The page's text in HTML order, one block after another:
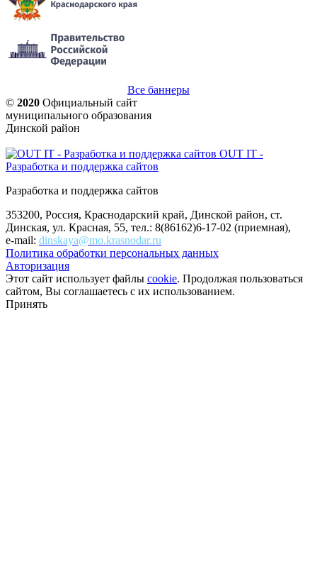
Все баннеры
© 2020 Официальный сайт
муниципального образования
Динской район
OUT IT -
Разработка и поддержка сайтов
Разработка и поддержка сайтов
353200, Россия, Краснодарский край, Динской район, ст.
Динская, ул. Красная, 55, тел.: 8(86162)6-17-02 (приемная),
e-mail: dinskaya@mo.krasnodar.ru
Политика обработки персональных данных
Авторизация
Этот сайт использует файлы cookie. Продолжая пользоваться
сайтом, Вы соглашаетесь с их использованием.
Принять